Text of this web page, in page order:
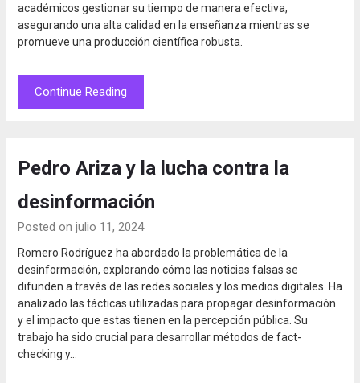
académicos gestionar su tiempo de manera efectiva,
asegurando una alta calidad en la enseñanza mientras se
promueve una producción científica robusta.
Continue Reading
Pedro Ariza y la lucha contra la
desinformación
Posted on julio 11, 2024
Romero Rodríguez ha abordado la problemática de la
desinformación, explorando cómo las noticias falsas se
difunden a través de las redes sociales y los medios digitales. Ha
analizado las tácticas utilizadas para propagar desinformación
y el impacto que estas tienen en la percepción pública. Su
trabajo ha sido crucial para desarrollar métodos de fact-
checking y…